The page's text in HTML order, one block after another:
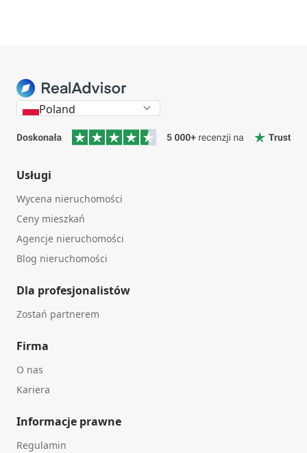
Poland
Usługi
Wycena nieruchomości
Ceny mieszkań
Agencje nieruchomości
Blog nieruchomości
Dla profesjonalistów
Zostań partnerem
Firma
O nas
Kariera
Informacje prawne
Regulamin